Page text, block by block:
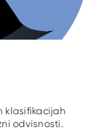
klasifikacijah
odvisnosti.